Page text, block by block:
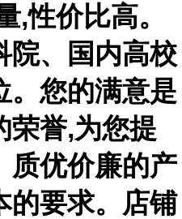
,性价比高。
院、国内高校
。您的满意是
荣誉,为您提
质优价廉的产
的要求。店铺